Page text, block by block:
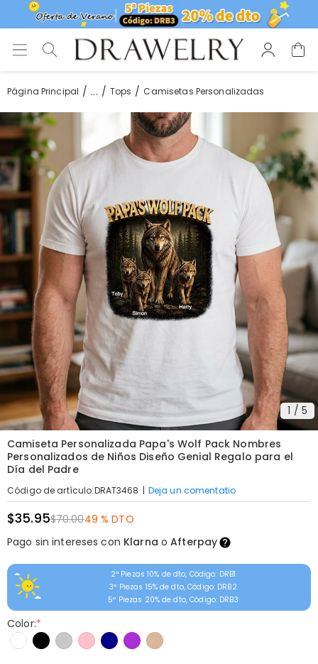
Página Principal ... Tops Camisetas Personalizadas
1 / 5
Camiseta Personalizada Papa's Wolf Pack Nombres
Personalizados de Niños Diseño Genial Regalo para el
Día del Padre
Código de artículo:DRAT3468 | Deja un comentatio
$35.95$70.0049 % DTO
Pago sin intereses con Klarna oAfterpay
2ª Piezas 10% de dto, Código: DRB1
3ª Piezas 15% de dto, Código: DRB2
5ª Piezas 20% de dto, Código: DRB3
Color:*